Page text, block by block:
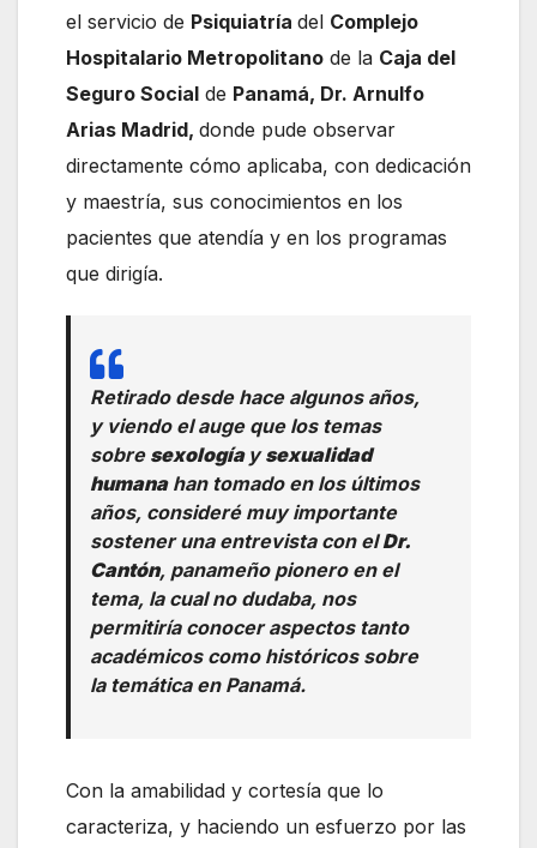
el servicio de Psiquiatría del Complejo
Hospitalario Metropolitano de la Caja del
Seguro Social de Panamá, Dr. Arnulfo
Arias Madrid, donde pude observar
directamente cómo aplicaba, con dedicación
y maestría, sus conocimientos en los
pacientes que atendía y en los programas
que dirigía.
Retirado desde hace algunos años,
y viendo el auge que los temas
sobre sexología ysexualidad
humanahan tomado en los últimos
años, consideré muy importante
sostener una entrevista con elDr.
Cantón, panameño pionero en el
tema, la cual no dudaba, nos
permitiría conocer aspectos tanto
académicos como históricos sobre
la temática en Panamá.
Con la amabilidad y cortesía que lo
caracteriza, y haciendo un esfuerzo por las